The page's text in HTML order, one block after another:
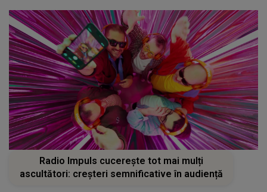
Radio Impuls cucerește tot mai mulți
ascultători: creșteri semnificative în audiență